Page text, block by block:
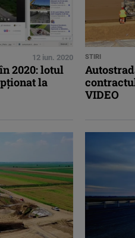
12 iun. 2020
2020: lotul
la
STIRI
VIDEO